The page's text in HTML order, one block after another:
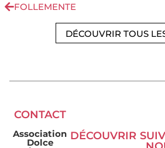
FOLLEMENTE
DÉCOUVRIR TOUS
CONTACT
Association
Dolce
DÉCOUVRIR